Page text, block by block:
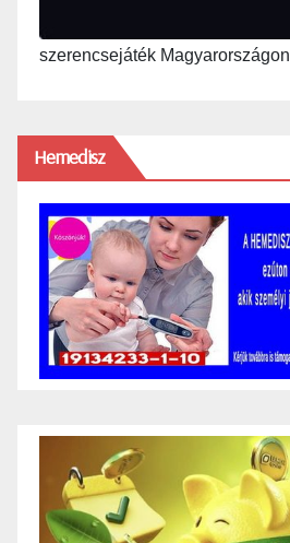
szerencsejáték Magyarországon
Hemedisz